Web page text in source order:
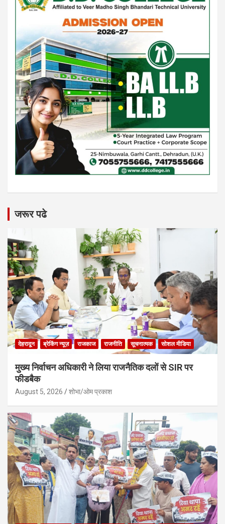
जरूर पढे
देहरादून ब्रेकिंग न्यूज़ राजकाज राजनीति सूचनात्मक सोशल मीडिया
मुख्य निर्वाचन अधिकारी ने लिया राजनैतिक दलों से SIR पर
फीडबैक
August 5, 2026 शोभा/ओम प्रकाश